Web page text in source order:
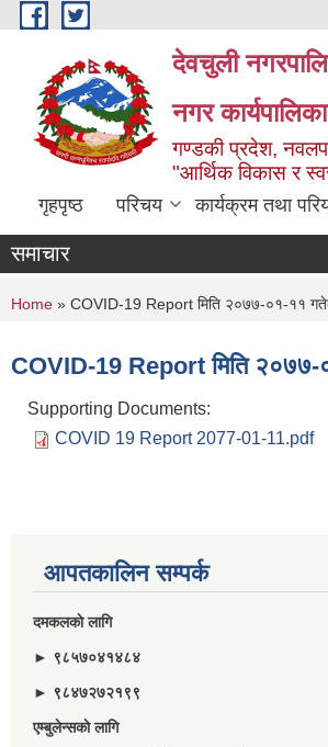
Skip to main content
देवचुली
नगर
गण्डकी प्रदेश,
"आर्थिक विकास र
गृहपृष्ठ परिचय कार्यक्रम तथा
समाचार
You are here
Home » COVID-19 Report मिति २०७७-०१-११ गतेकाे
COVID-19 Report मिति २०७७-
Supporting Documents:
COVID 19 Report 2077-01-11.pdf
आपतकालिन सम्पर्क
दमकलकाे लागि
► ९८५७०४१४८४
► ९८४७२७२१९९
एम्बुलेन्सकाे लागि